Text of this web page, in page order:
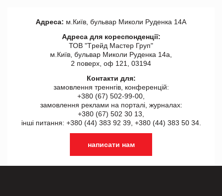
Адреса: м.Київ, бульвар Миколи Руденка 14А
Адреса для кореспонденції:
ТОВ "Tрейд Мастер Груп"
м.Київ, бульвар Миколи Руденка 14а,
2 поверх, оф 121, 03194
Контакти для:
замовлення треннгів, конференцій:
+380 (67) 502-99-00,
замовлення реклами на порталі, журналах:
+380 (67) 502 30 13,
інші питання: +380 (44) 383 92 39, +380 (44) 383 50 34.
написати нам